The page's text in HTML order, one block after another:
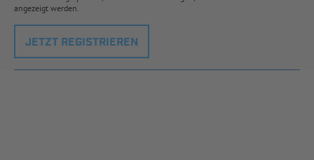
angezeigt werden.
JETZT REGISTRIEREN